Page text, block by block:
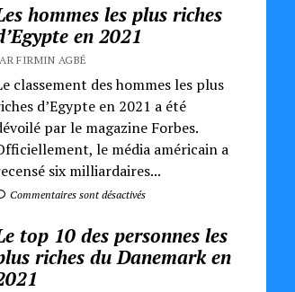
hommes les plus riches
en 2021
FIRMIN AGBÉ
classement des hommes les plus
d’Egypte en 2021 a été
par le magazine Forbes.
le média américain a
six milliardaires...
Commentaires sont désactivés
top 10 des personnes les
riches du Danemark en